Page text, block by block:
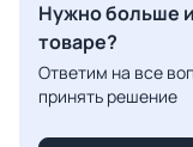
Нужно больше
товаре?
Ответим на все
принять решение